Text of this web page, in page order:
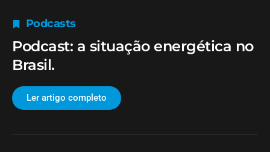
Podcasts
Podcast: a situação energética no
Brasil.
Ler artigo completo